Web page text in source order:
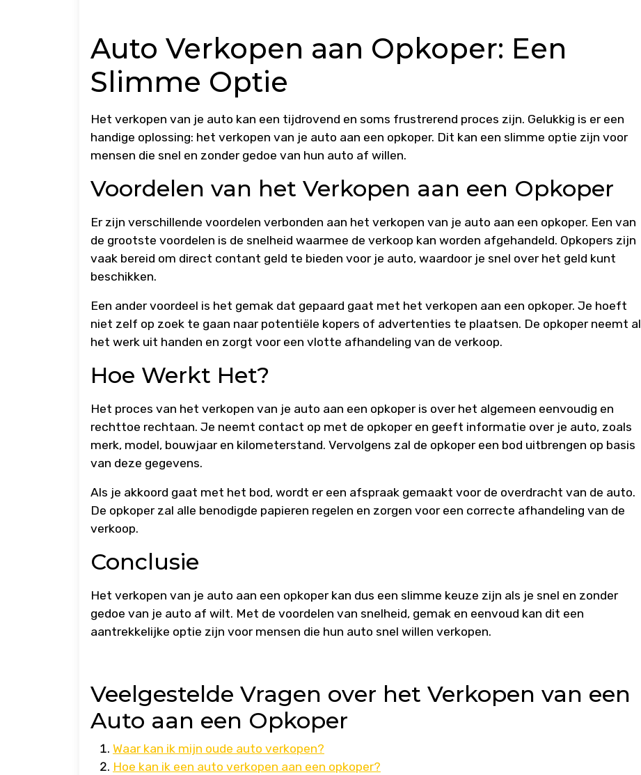
Auto Verkopen aan Opkoper: Een
Slimme Optie
Het verkopen van je auto kan een tijdrovend en soms frustrerend proces zijn. Gelukkig is er een
handige oplossing: het verkopen van je auto aan een opkoper. Dit kan een slimme optie zijn voor
mensen die snel en zonder gedoe van hun auto af willen.
Voordelen van het Verkopen aan een Opkoper
Er zijn verschillende voordelen verbonden aan het verkopen van je auto aan een opkoper. Een van
de grootste voordelen is de snelheid waarmee de verkoop kan worden afgehandeld. Opkopers zijn
vaak bereid om direct contant geld te bieden voor je auto, waardoor je snel over het geld kunt
beschikken.
Een ander voordeel is het gemak dat gepaard gaat met het verkopen aan een opkoper. Je hoeft
niet zelf op zoek te gaan naar potentiële kopers of advertenties te plaatsen. De opkoper neemt al
het werk uit handen en zorgt voor een vlotte afhandeling van de verkoop.
Hoe Werkt Het?
Het proces van het verkopen van je auto aan een opkoper is over het algemeen eenvoudig en
rechttoe rechtaan. Je neemt contact op met de opkoper en geeft informatie over je auto, zoals
merk, model, bouwjaar en kilometerstand. Vervolgens zal de opkoper een bod uitbrengen op basis
van deze gegevens.
Als je akkoord gaat met het bod, wordt er een afspraak gemaakt voor de overdracht van de auto.
De opkoper zal alle benodigde papieren regelen en zorgen voor een correcte afhandeling van de
verkoop.
Conclusie
Het verkopen van je auto aan een opkoper kan dus een slimme keuze zijn als je snel en zonder
gedoe van je auto af wilt. Met de voordelen van snelheid, gemak en eenvoud kan dit een
aantrekkelijke optie zijn voor mensen die hun auto snel willen verkopen.
Veelgestelde Vragen over het Verkopen van een
Auto aan een Opkoper
Waar kan ik mijn oude auto verkopen?
Hoe kan ik een auto verkopen aan een opkoper?